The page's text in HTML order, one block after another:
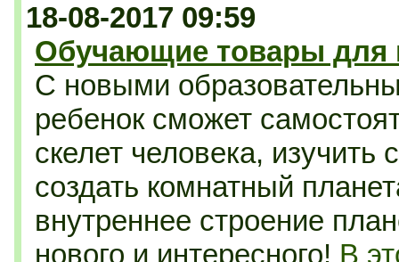
18-08-2017 09:59
Обучающие товары для
С новыми
ребенок сможет
скелет человека, изучить
создать комнатный
внутреннее строение
нового и интересного! В